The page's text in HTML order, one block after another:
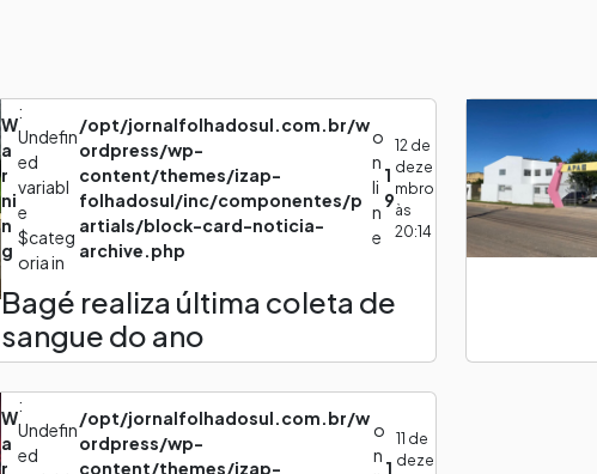
W
a
r
ni
n
g
:
Undefin
ed
variabl
e
$categ
oria in
/opt/jornalfolhadosul.com.br/w
ordpress/wp-
content/themes/izap-
folhadosul/inc/componentes/p
artials/block-card-noticia-
archive.php
o
n
li
n
e
1
9
12 de
deze
mbro
às
20:14
Bagé realiza última coleta de
sangue do ano
W
a
r
:
Undefin
ed
/opt/jornalfolhadosul.com.br/w
ordpress/wp-
content/themes/izap-
o
n
1
11 de
deze